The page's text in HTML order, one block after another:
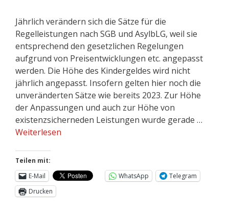
Jährlich verändern sich die Sätze für die
Regelleistungen nach SGB und AsylbLG, weil sie
entsprechend den gesetzlichen Regelungen
aufgrund von Preisentwicklungen etc. angepasst
werden. Die Höhe des Kindergeldes wird nicht
jährlich angepasst. Insofern gelten hier noch die
unveränderten Sätze wie bereits 2023. Zur Höhe
der Anpassungen und auch zur Höhe von
existenzsicherneden Leistungen wurde gerade …
Weiterlesen
Teilen mit:
E-Mail
WhatsApp
Telegram
Drucken